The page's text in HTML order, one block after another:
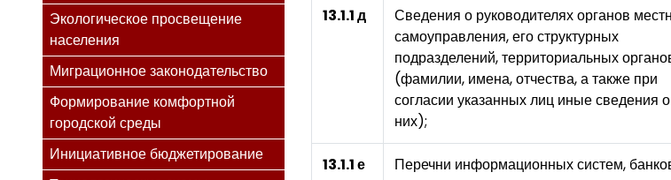
Экологическое просвещение
населения
Миграционное законодательство
Формирование комфортной
городской среды
Инициативное бюджетирование
13.1.1 д
Сведения о руководителях органов
самоуправления, его структурных
подразделений, территориальных
(фамилии, имена, отчества, а также при
согласии указанных лиц иные сведения о
них);
13.1.1 е
Перечни информационных систем,